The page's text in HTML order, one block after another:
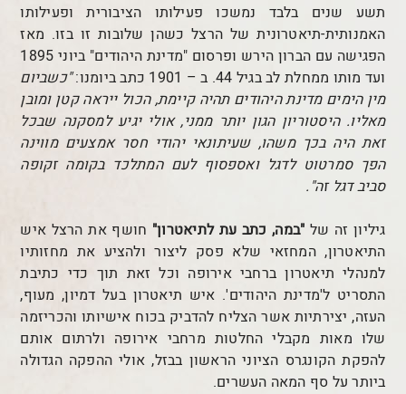
תשע שנים בלבד נמשכו פעילותו הציבורית ופעילותו
האמנותית-תיאטרונית של הרצל כשהן שלובות זו בזו. מאז
הפגישה עם הברון הירש ופרסום "מדינת היהודים" ביוני 1895
ועד מותו ממחלת לב בגיל 44. ב – 1901 כתב ביומנו:
"כשביום
מין הימים מדינת היהודים תהיה קיימת, הכול ייראה קטן ומובן
מאליו. היסטוריון הגון יותר ממני, אולי יגיע למסקנה שבכל
זאת היה בכך משהו, שעיתונאי יהודי חסר אמצעים מווינה
הפך סמרטוט לדגל ואספסוף לעם המתלכד בקומה זקופה
סביב דגל זה".
גיליון זה של "במה, כתב עת לתיאטרון" חושף את הרצל איש
התיאטרון, המחזאי שלא פסק ליצור ולהציע את מחזותיו
למנהלי תיאטרון ברחבי אירופה וכל זאת תוך כדי כתיבת
התסריט ל'מדינת היהודים'. איש תיאטרון בעל דמיון, מעוף,
העזה, יצירתיות אשר הצליח להדביק בכוח אישיותו והכריזמה
שלו מאות מקבלי החלטות מרחבי אירופה ולרתום אותם
להפקת הקונגרס הציוני הראשון בבזל, אולי ההפקה הגדולה
ביותר על סף המאה העשרים.